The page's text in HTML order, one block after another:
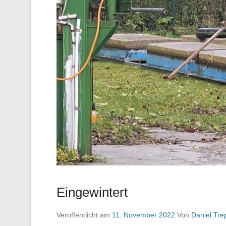
Eingewintert
Veröffentlicht am 11. November 2022 Von Daniel